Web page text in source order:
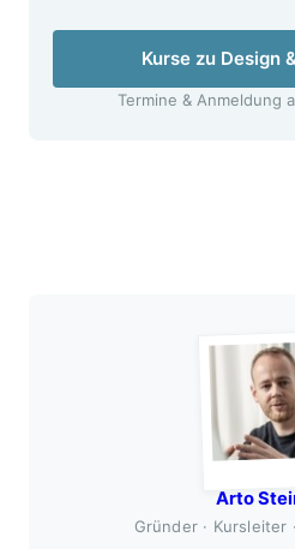
Kurse zu Design
Termine & Anmeldung
Arto
Gründer · Kursleiter